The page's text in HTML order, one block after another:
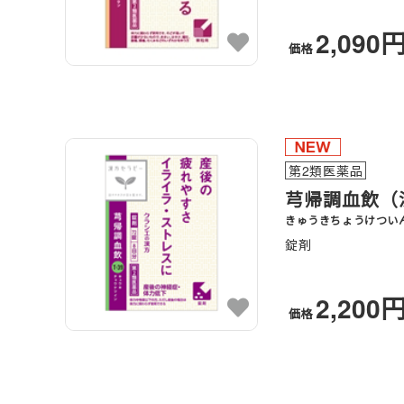
価格 2,090
第2類医薬品
芎帰調血飲
きゅうきちょうけつい
錠剤
価格 2,200